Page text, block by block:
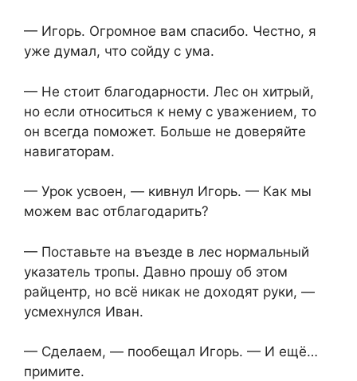
— Игорь. Огромное вам спасибо. Честно, я
уже думал, что сойду с ума.
— Не стоит благодарности. Лес он хитрый,
но если относиться к нему с уважением, то
он всегда поможет. Больше не доверяйте
навигаторам.
— Урок усвоен, — кивнул Игорь. — Как мы
можем вас отблагодарить?
— Поставьте на въезде в лес нормальный
указатель тропы. Давно прошу об этом
райцентр, но всё никак не доходят руки, —
усмехнулся Иван.
— Сделаем, — пообещал Игорь. — И ещё…
примите.